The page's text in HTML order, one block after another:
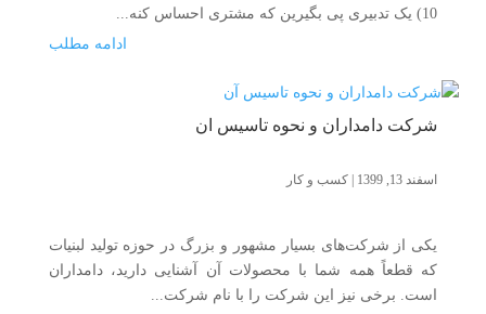
10) یک تدبیری پی بگیرین که مشتری احساس کنه...
ادامه مطلب
شرکت دامداران و نحوه تاسیس آن
اسفند 13, 1399 کسب و کار
یکی از شرکت‌های بسیار مشهور و بزرگ در حوزه تولید لبنیات
که قطعاً همه شما با محصولات آن آشنایی دارید، دامداران
است. برخی نیز این شرکت را با نام شرکت...